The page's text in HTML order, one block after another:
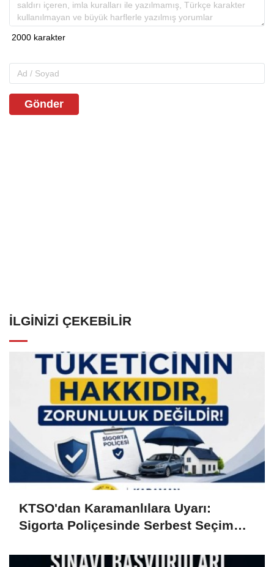
Gönder
İLGINIZI ÇEKEBILIR
KTSO'dan Karamanlılara Uyarı:
Sigorta Poliçesinde Serbest Seçim